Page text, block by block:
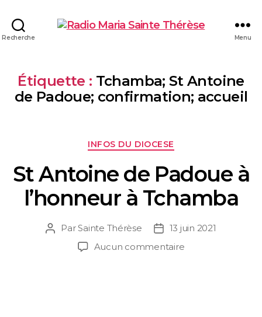
Recherche Menu
Étiquette : Tchamba; St Antoine
de Padoue; confirmation; accueil
INFOS DU DIOCESE
St Antoine de Padoue à
l’honneur à Tchamba
ParSainte Thérèse
13 juin 2021
Aucun commentaire